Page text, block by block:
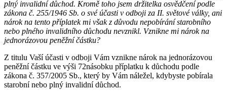
plný invalidní důchod. Kromě toho jsem držitelka osvědčení podle
zákona č. 255/1946 Sb. o své účasti v odboji za II. světové války, ani
nárok na tento příplatek mi však z důvodu nepobírání starobního
nebo plného invalidního důchodu nevznikl. Vznikne mi nárok na
jednorázovou peněžní částku?
Z titulu Vaší účasti v odboji Vám vznikne nárok na jednorázovou
peněžní částku ve výši 72násobku příplatku k důchodu podle
zákona č. 357/2005 Sb., který by Vám náležel, kdybyste pobírala
starobní nebo plný invalidní důchod.